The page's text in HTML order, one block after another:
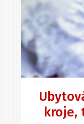
kroje,